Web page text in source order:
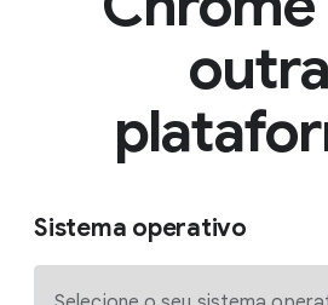
Sistema operativo